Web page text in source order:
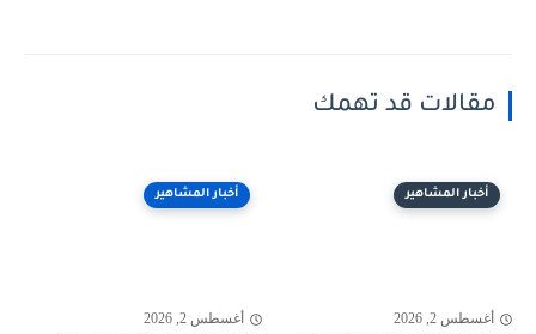
مقالات قد تهمك
أخبار المشاهير
أغسطس 2, 2026
أخبار المشاهير
أغسطس 2, 2026